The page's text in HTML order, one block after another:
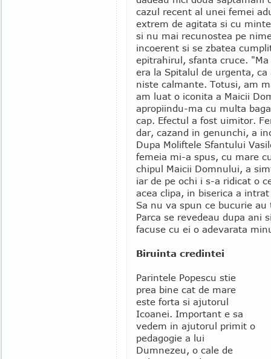
cazul recent al unei femei
extrem de agitata si cu
si nu mai recunostea pe
incoerent si se zbatea
epitrahirul, sfanta cruce.
era la Spitalul de urgenta,
niste calmante. Totusi, am
am luat o iconita a Maicii
apropiindu-ma cu multa
cap. Efectul a fost uimitor.
dar, cazand in genunchi, a
Dupa Moliftele Sfantului
femeia mi-a spus, cu mare
chipul Maicii Domnului, a
iar de pe ochi i s-a ridicat o
acea clipa, in biserica a
Sa nu va spun ce bucurie
Parca se revedeau dupa ani
facuse cu ei o adevarata
Biruinta credintei
Parintele Popescu stie
prea bine cat de mare
este forta si ajutorul
Icoanei. Important e sa
vedem in ajutorul primit o
pedagogie a lui
Dumnezeu, o cale de